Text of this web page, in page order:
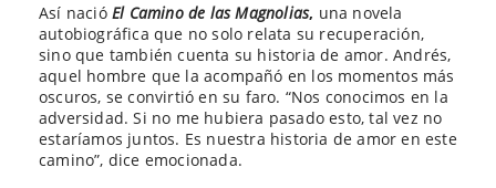
Así nacióEl Camino de las Magnolias, una novela
autobiográfica que no solo relata su recuperación,
sino que también cuenta su historia de amor. Andrés,
aquel hombre que la acompañó en los momentos más
oscuros, se convirtió en su faro. “Nos conocimos en la
adversidad. Si no me hubiera pasado esto, tal vez no
estaríamos juntos. Es nuestra historia de amor en este
camino”, dice emocionada.